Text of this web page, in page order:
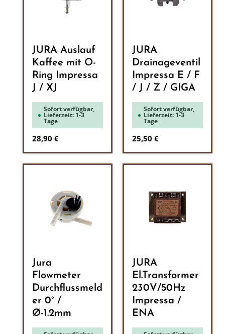
JURA Auslauf
Kaffee mit O-
Ring Impressa
J / XJ
Sofort verfügbar,
Lieferzeit: 1-3
Tage
Regulärer Preis:
28,90 €
JURA
Drainageventil
Impressa E / F
/ J / Z / GIGA
Sofort verfügbar,
Lieferzeit: 1-3
Tage
Regulärer Preis:
25,50 €
Jura
Flowmeter
Durchflussmeld
er 0° /
Ø-1.2mm
JURA
El.Transformer
230V/50Hz
Impressa /
ENA